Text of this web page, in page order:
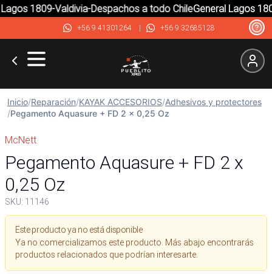
1809-Valdivia-Despachos a todo ChileGeneral Lagos
+56 9 41301264| +56 9 32685128
Inicio/Reparación/KAYAK ACCESORIOS/Adhesivos y protectores
/Pegamento Aquasure + FD 2 x 0,25 Oz
McNett
Pegamento Aquasure + FD 2 x
0,25 Oz
SKU: 11146
Este producto ya no está disponible
Ya no comercializamos este producto. Más abajo encontrarás
productos relacionados que podrían interesarte.